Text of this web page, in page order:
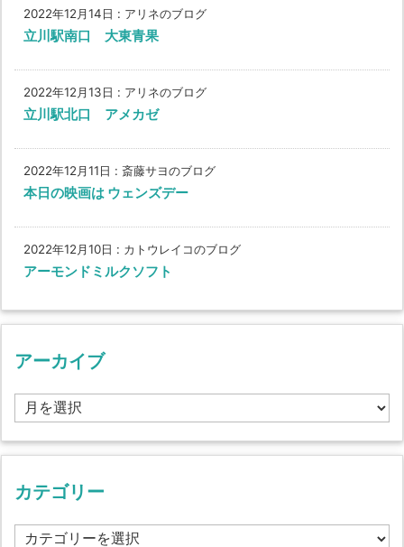
2022年12月14日 : アリネのブログ
立川駅南口 大東青果
2022年12月13日 : アリネのブログ
立川駅北口 アメカゼ
2022年12月11日 : 斎藤サヨのブログ
本日の映画は ウェンズデー
2022年12月10日 : カトウレイコのブログ
アーモンドミルクソフト
アーカイブ
ア
ー
カ
イ
カテゴリー
カ